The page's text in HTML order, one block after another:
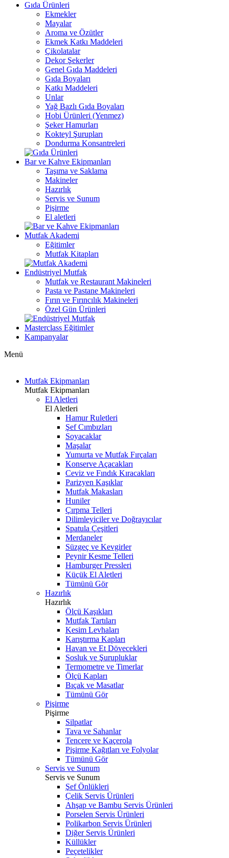
Gıda Ürünleri
Ekmekler
Mayalar
Aroma ve Özütler
Ekmek Katkı Maddeleri
Çikolatalar
Dekor Şekerler
Genel Gıda Maddeleri
Gıda Boyaları
Katkı Maddeleri
Unlar
Yağ Bazlı Gıda Boyaları
Hobi Ürünleri (Yenmez)
Şeker Hamurları
Kokteyl Şurupları
Dondurma Konsantreleri
Bar ve Kahve Ekipmanları
Taşıma ve Saklama
Makineler
Hazırlık
Servis ve Sunum
Pişirme
El aletleri
Mutfak Akademi
Eğitimler
Mutfak Kitapları
Endüstriyel Mutfak
Mutfak ve Restaurant Makineleri
Pasta ve Pastane Makineleri
Fırın ve Fırıncılık Makineleri
Özel Gün Ürünleri
Masterclass Eğitimler
Kampanyalar
Menü
Mutfak Ekipmanları
Mutfak Ekipmanları
El Aletleri
El Aletleri
Hamur Ruletleri
Şef Cımbızları
Soyacaklar
Maşalar
Yumurta ve Mutfak Fırçaları
Konserve Açacakları
Ceviz ve Fındık Kıracakları
Parizyen Kaşıklar
Mutfak Makasları
Huniler
Çırpma Telleri
Dilimleyiciler ve Doğrayıcılar
Spatula Çeşitleri
Merdaneler
Süzgeç ve Kevgirler
Peynir Kesme Telleri
Hamburger Pressleri
Küçük El Aletleri
Tümünü Gör
Hazırlık
Hazırlık
Ölçü Kaşıkları
Mutfak Tartıları
Kesim Levhaları
Karıştırma Kapları
Havan ve Et Dövecekleri
Sosluk ve Şurupluklar
Termometre ve Timerlar
Ölçü Kapları
Bıçak ve Masatlar
Tümünü Gör
Pişirme
Pişirme
Silpatlar
Tava ve Sahanlar
Tencere ve Kaçerola
Pişirme Kağıtları ve Folyolar
Tümünü Gör
Servis ve Sunum
Servis ve Sunum
Şef Önlükleri
Çelik Servis Ürünleri
Ahşap ve Bambu Servis Ürünleri
Porselen Servis Ürünleri
Polikarbon Servis Ürünleri
Diğer Servis Ürünleri
Küllükler
Peçetelikler